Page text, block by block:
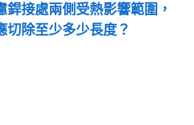
銲接處兩側受熱影響範圍，
切除至少多少長度？